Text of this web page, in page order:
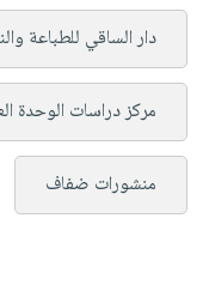
دار الساقي للطباعة
مركز دراسات الوحدة
منشورات ضفاف